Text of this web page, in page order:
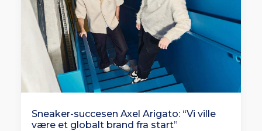
Sneaker-succesen Axel Arigato: “Vi ville
være et globalt brand fra start”